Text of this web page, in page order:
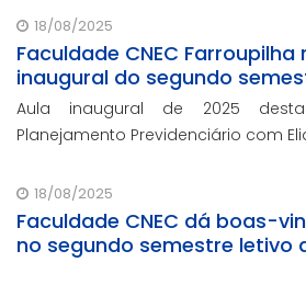
18/08/2025
Faculdade CNEC Farroupilha
inaugural do segundo
Aula inaugural de 2025
Planejamento Previdenciário com
18/08/2025
Faculdade CNEC dá boas-
no segundo semestre letivo